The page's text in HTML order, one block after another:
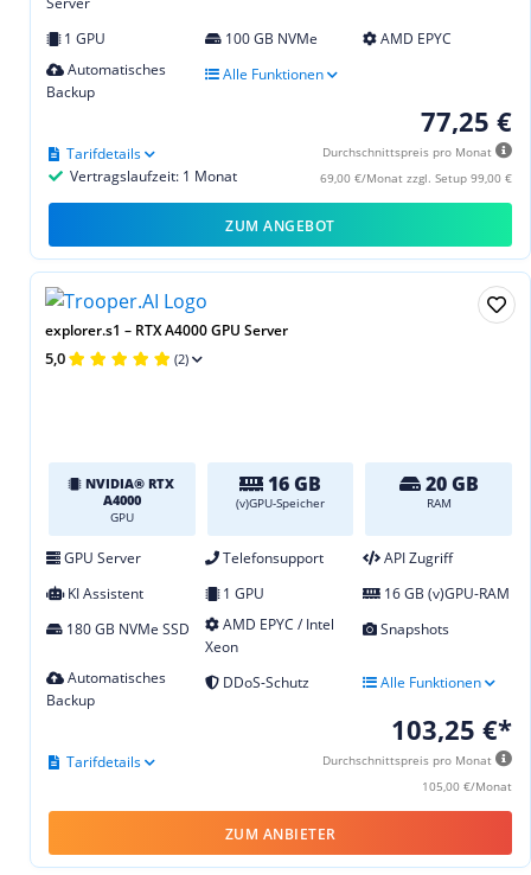
1 GPU 100 GB NVMe
AMD EPYC
Automatisches
Backup
Alle Funktionen
77,25 €
Durchschnittspreis pro Monat
69,00 €/Monat zzgl. Setup 99,00 €
Vertragslaufzeit: 1 Monat
Tarifdetails
ZUM ANGEBOT
explorer.s1 – RTX A4000 GPU Server
5,0 (2)
NVIDIA® RTX
A4000
GPU
16 GB
(v)GPU-Speicher
20 GB
RAM
GPU Server Telefonsupport
API Zugriff
KI Assistent
1 GPU
16 GB (v)GPU-RAM
180 GB NVMe SSD
AMD EPYC / Intel
Xeon
Snapshots
Automatisches
Backup
DDoS-Schutz Alle Funktionen
103,25 €*
Durchschnittspreis pro Monat
105,00 €/Monat
Tarifdetails
ZUM ANBIETER